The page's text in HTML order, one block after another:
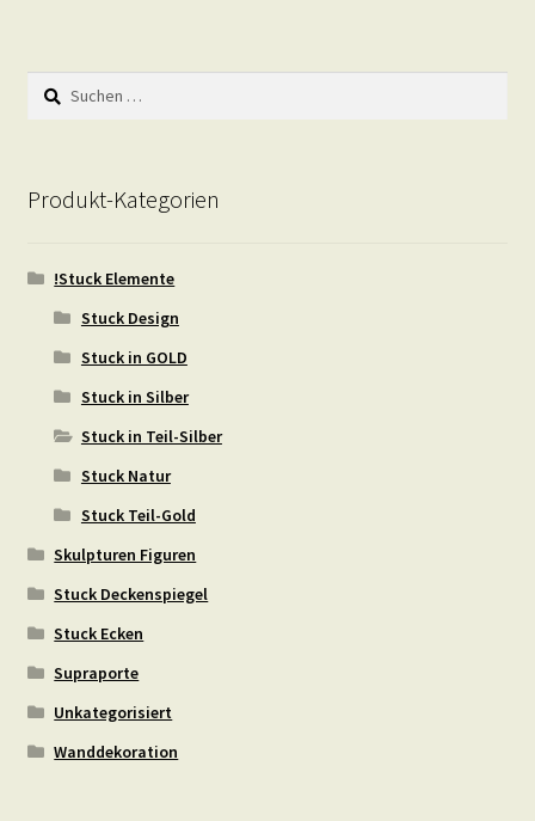
Suchen
nach:
Produkt-Kategorien
!Stuck Elemente
Stuck Design
Stuck in GOLD
Stuck in Silber
Stuck in Teil-Silber
Stuck Natur
Stuck Teil-Gold
Skulpturen Figuren
Stuck Deckenspiegel
Stuck Ecken
Supraporte
Unkategorisiert
Wanddekoration